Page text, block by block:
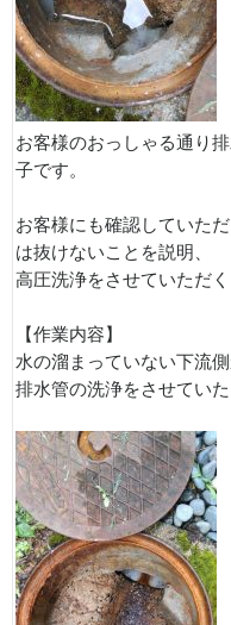
お客様のおっしゃる通り
子です。
お客様にも確認していた
は抜けないことを説明、
高圧洗浄をさせていただく
【作業内容】
水の溜まっていない下流
排水管の洗浄をさせていた